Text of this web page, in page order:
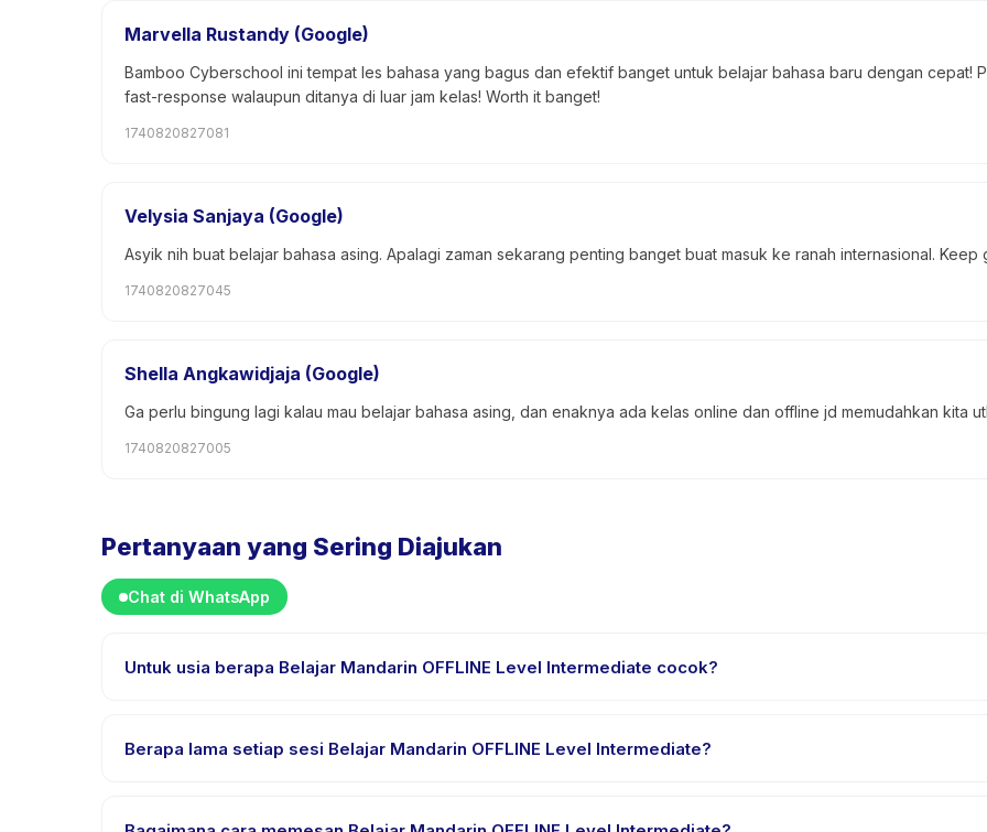
Marvella Rustandy (Google)
Bamboo Cyberschool ini tempat les bahasa yang bagus dan efektif banget untuk belajar bahasa baru dengan cepat!
fast-response walaupun ditanya di luar jam kelas! Worth it banget!
1740820827081
Velysia Sanjaya (Google)
Asyik nih buat belajar bahasa asing. Apalagi zaman sekarang penting banget buat masuk ke ranah internasional.
1740820827045
Shella Angkawidjaja (Google)
Ga perlu bingung lagi kalau mau belajar bahasa asing, dan enaknya ada kelas online dan offline jd memudahkan kita
1740820827005
Pertanyaan yang Sering Diajukan
Chat di WhatsApp
Untuk usia berapa Belajar Mandarin OFFLINE Level Intermediate cocok?
rentang usia ini sehingga setiap anak mendapat tantangan yang sesuai.
Berapa lama setiap sesi Belajar Mandarin OFFLINE Level Intermediate?